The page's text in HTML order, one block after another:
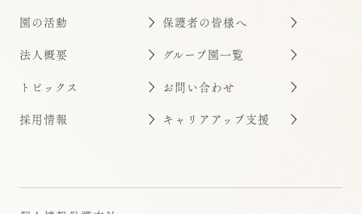
園の活動 保護者の皆様へ
法人概要 グループ園一覧
トピックス お問い合わせ
採用情報 キャリアアップ支援